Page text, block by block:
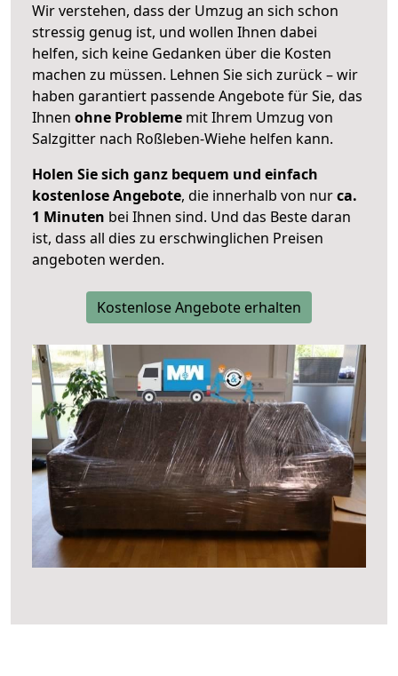
Wir verstehen, dass der Umzug an sich schon
stressig genug ist, und wollen Ihnen dabei
helfen, sich keine Gedanken über die Kosten
machen zu müssen. Lehnen Sie sich zurück – wir
haben garantiert passende Angebote für Sie, das
Ihnen ohne Probleme mit Ihrem Umzug von
Salzgitter nach Roßleben-Wiehe helfen kann.
Holen Sie sich ganz bequem und einfach
kostenlose Angebote, die innerhalb von nurca.
1 Minuten bei Ihnen sind. Und das Beste daran
ist, dass all dies zu erschwinglichen Preisen
angeboten werden.
Kostenlose Angebote erhalten